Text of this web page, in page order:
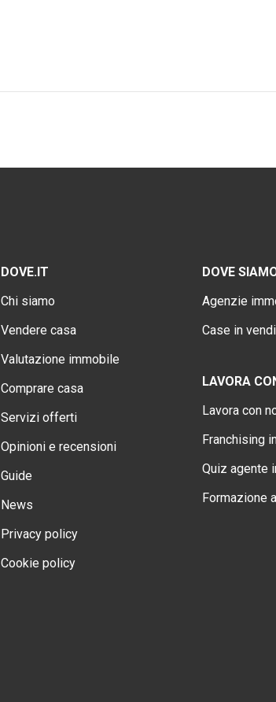
DOVE.IT
Chi siamo
Vendere casa
Valutazione immobile
Comprare casa
Servizi offerti
Opinioni e recensioni
Guide
News
Privacy policy
Cookie policy
DOVE
Agenzie
Case in
LAVORA
Lavora con
Franchising
Quiz agente
Formazione